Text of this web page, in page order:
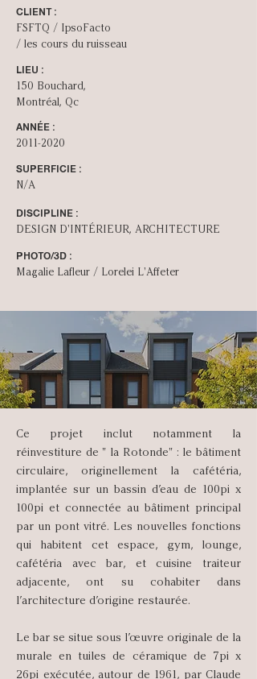
CLIENT :
FSFTQ / IpsoFacto
/ les cours du ruisseau
LIEU :
150 Bouchard,
Montréal, Qc
ANNÉE :
2011-2020
SUPERFICIE :
N/A
DISCIPLINE :
DESIGN D'INT­ÉRIEUR, ARCHITECTURE
PHOTO/3D :
Magalie Lafleur / Lorelei L'Affeter
Ce projet inclut notamment la
réinvestiture de " la Rotonde" : le bâtiment
circulaire, originellement la cafétéria,
implantée sur un bassin d’eau de 100pi x
100pi et connectée au bâtiment principal
par un pont vitré. Les nouvelles fonctions
qui habitent cet espace, gym, lounge,
cafétéria avec bar, et cuisine traiteur
adjacente, ont su cohabiter dans
l’architecture d’origine restaurée.
Le bar se situe sous l’œuvre originale de la
murale en tuiles de céramique de 7pi x
26pi exécutée, autour de 1961, par Claude